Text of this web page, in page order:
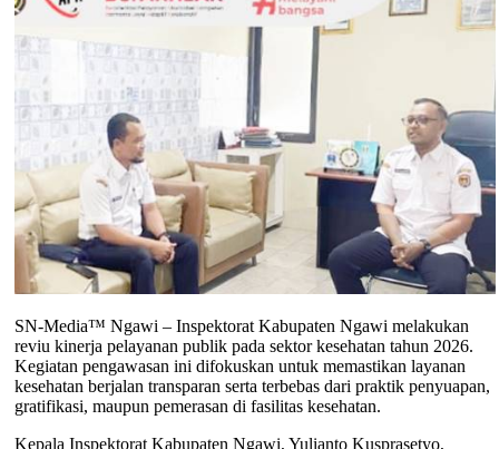
SN-Media™ Ngawi – Inspektorat Kabupaten Ngawi melakukan
reviu kinerja pelayanan publik pada sektor kesehatan tahun 2026.
Kegiatan pengawasan ini difokuskan untuk memastikan layanan
kesehatan berjalan transparan serta terbebas dari praktik penyuapan,
gratifikasi, maupun pemerasan di fasilitas kesehatan.
Kepala Inspektorat Kabupaten Ngawi, Yulianto Kusprasetyo,